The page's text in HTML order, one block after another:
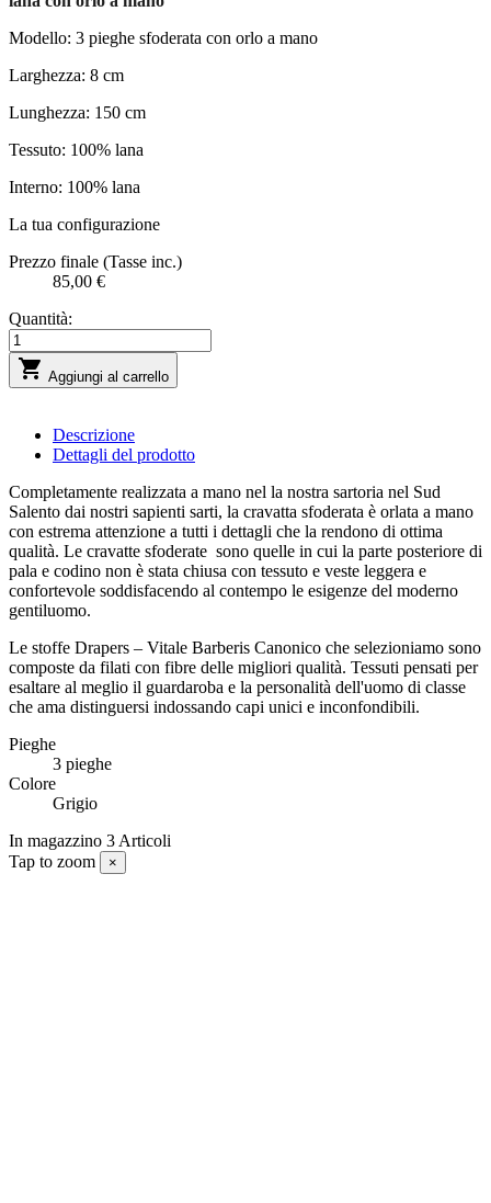
Modello: 3 pieghe sfoderata con orlo a mano
Larghezza: 8 cm
Lunghezza: 150 cm
Tessuto: 100% lana
Interno: 100% lana
La tua configurazione
Prezzo finale (Tasse inc.)
85,00 €
Quantità:
 Aggiungi al carrello
Descrizione
Dettagli del prodotto
Completamente realizzata a mano nel la nostra sartoria nel Sud
Salento dai nostri sapienti sarti, la cravatta sfoderata è orlata a mano
con estrema attenzione a tutti i dettagli che la rendono di ottima
qualità. Le cravatte sfoderate sono quelle in cui la parte posteriore di
pala e codino non è stata chiusa con tessuto e veste leggera e
confortevole soddisfacendo al contempo le esigenze del moderno
gentiluomo.
Le stoffe Drapers – Vitale Barberis Canonico che selezioniamo sono
composte da filati con fibre delle migliori qualità. Tessuti pensati per
esaltare al meglio il guardaroba e la personalità dell'uomo di classe
che ama distinguersi indossando capi unici e inconfondibili.
Pieghe
3 pieghe
Colore
Grigio
In magazzino 3 Articoli
Tap to zoom
×